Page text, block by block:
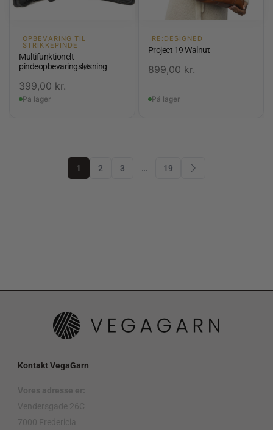
OPBEVARING TIL
STRIKKEPINDE
Multifunktionelt
pindeopbevaringsløsning
399,00 kr.
På lager
RE:DESIGNED
Project 19 Walnut
899,00 kr.
På lager
1 2 3 … 19
Kontakt VegaGarn
Vores adresse er:
Vendersgade 26C
7000 Fredericia